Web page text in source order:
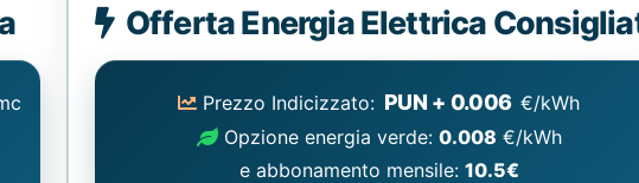
Energia
Elettrica
consigliata
Offerta Energia Elettrica
Prezzo Indicizzato: PUN + 0.006 €/kWh
Opzione energia verde: 0.008 €/kWh
e abbonamento mensile: 10.5€